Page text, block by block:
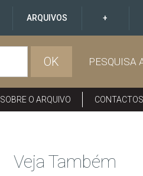
ARQUIVOS +
OK PESQUISA
SOBRE O ARQUIVO CONTACTOS
Veja Também